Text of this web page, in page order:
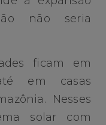
não seria
ficam em
em casas
Nesses
solar com